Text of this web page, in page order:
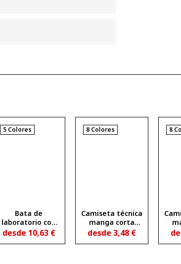
5 Colores
Bata de
laboratorio con
solapa de mujer
VACCINE WOMAN
desde 10,63 €
8 Colores
Camiseta técnica
manga corta
entallada
transpirable
desde 3,48 €
8